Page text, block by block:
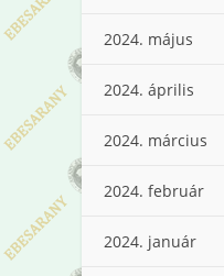
2024. május
2024. április
2024. március
2024. február
2024. január